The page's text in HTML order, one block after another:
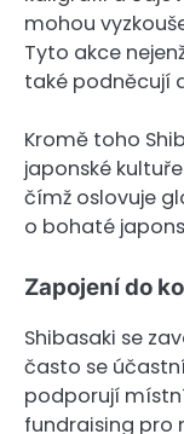
mohou
Tyto akce
také podněcují
Kromě toho
japonské
čímž oslovuje
o bohaté
Zapojení do
Shibasaki se
často se
podporují
fundraising pro